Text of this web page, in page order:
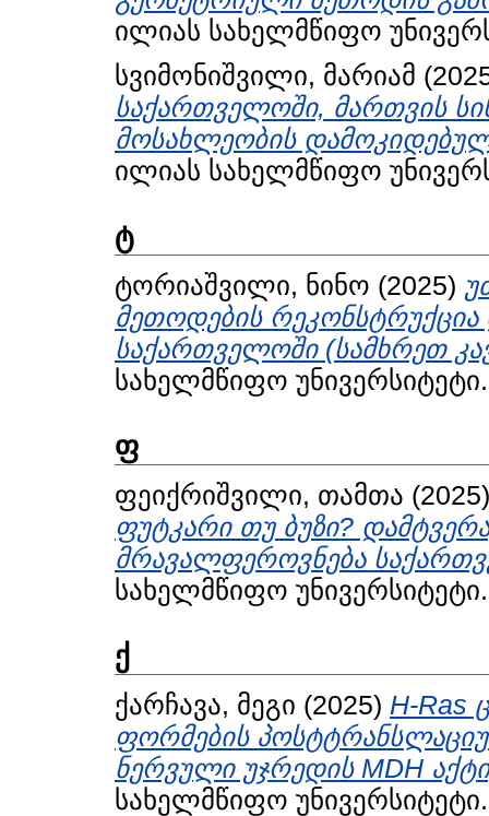
ილიას სახელმწიფო
სვიმონიშვილი, მარიამ
საქართველოში, მართვის
მოსახლეობის
ილიას სახელმწიფო
ტ
ტორიაშვილი, ნინო (2025)
მეთოდების
საქართველოში (სამხრეთ
სახელმწიფო უნივერსიტეტი.
ფ
ფეიქრიშვილი, თამთა
ფუტკარი თუ ბუზი?
მრავალფეროვნება
სახელმწიფო უნივერსიტეტი.
ქ
ქარჩავა, მეგი (2025) H-Ras
ფორმების
ნერვული უჯრედის MDH
სახელმწიფო უნივერსიტეტი.